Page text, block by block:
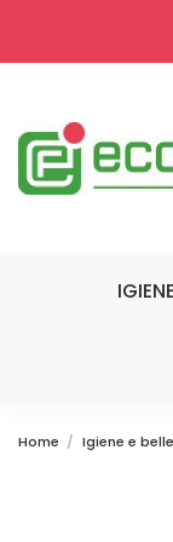
Home Igiene e